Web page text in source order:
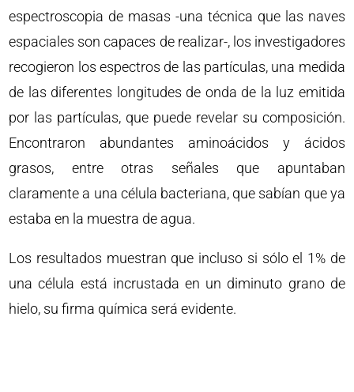
espectroscopia de masas -una técnica que las naves
espaciales son capaces de realizar-, los investigadores
recogieron los espectros de las partículas, una medida
de las diferentes longitudes de onda de la luz emitida
por las partículas, que puede revelar su composición.
Encontraron abundantes aminoácidos y ácidos
grasos, entre otras señales que apuntaban
claramente a una célula bacteriana, que sabían que ya
estaba en la muestra de agua.
Los resultados muestran que incluso si sólo el 1% de
una célula está incrustada en un diminuto grano de
hielo, su firma química será evidente.